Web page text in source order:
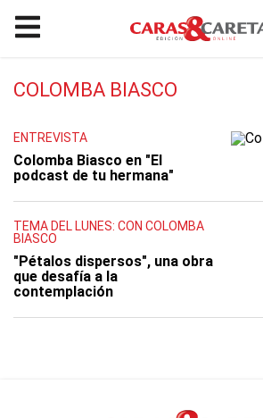
COLOMBA BIASCO
ENTREVISTA
Colomba Biasco en "El
podcast de tu hermana"
TEMA DEL LUNES: CON COLOMBA
BIASCO
"Pétalos dispersos", una obra
que desafía a la
contemplación